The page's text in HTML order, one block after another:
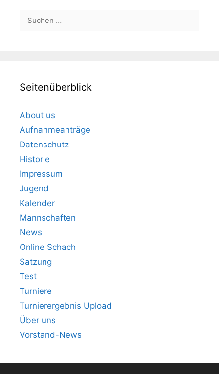
Seitenüberblick
About us
Aufnahmeanträge
Datenschutz
Historie
Impressum
Jugend
Kalender
Mannschaften
News
Online Schach
Satzung
Test
Turniere
Turnierergebnis Upload
Über uns
Vorstand-News